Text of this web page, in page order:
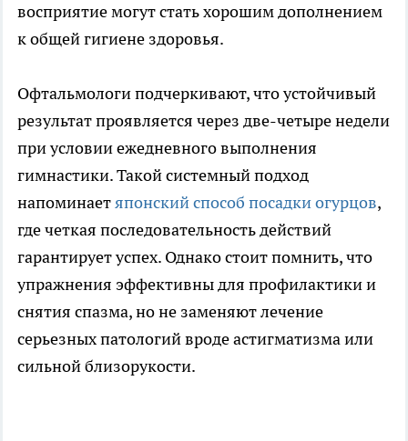
восприятие могут стать хорошим дополнением
к общей гигиене здоровья.
Офтальмологи подчеркивают, что устойчивый
результат проявляется через две-четыре недели
при условии ежедневного выполнения
гимнастики. Такой системный подход
напоминаетяпонский способ посадки огурцов,
где четкая последовательность действий
гарантирует успех. Однако стоит помнить, что
упражнения эффективны для профилактики и
снятия спазма, но не заменяют лечение
серьезных патологий вроде астигматизма или
сильной близорукости.